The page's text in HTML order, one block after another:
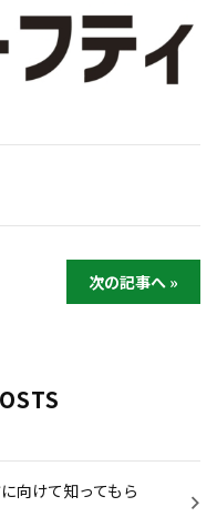
次の記事へ »
向けて知ってもら